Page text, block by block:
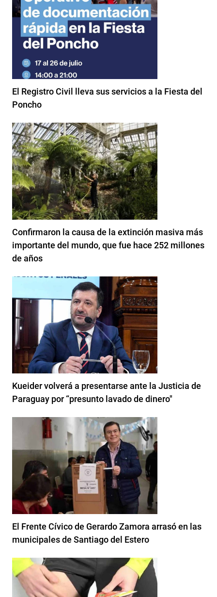
El Registro Civil lleva sus servicios a la Fiesta del
Poncho
Confirmaron la causa de la extinción masiva más
importante del mundo, que fue hace 252 millones
de años
Kueider volverá a presentarse ante la Justicia de
Paraguay por “presunto lavado de dinero"
El Frente Cívico de Gerardo Zamora arrasó en las
municipales de Santiago del Estero